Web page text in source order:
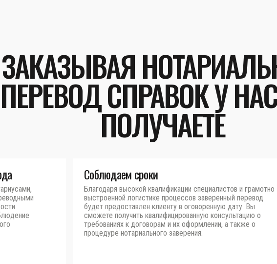
ЗАКАЗЫВАЯ
ПЕРЕВОД СПРАВОК У
ПОЛУЧАЕТЕ
Соблюдаем сроки
Благодаря высокой квалификации специалистов и грамотно
выстроенной логистике процессов заверенный перевод
будет предоставлен клиенту в оговоренную дату. Вы
сможете получить квалифицированную консультацию о
требованиях к договорам и их оформлении, а также о
процедуре нотариального заверения.